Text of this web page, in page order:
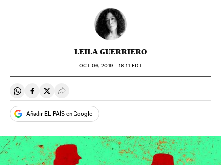
LEILA GUERRIERO
OCT06, 2019 - 16:11EDT
Compartir en Whatsapp
Compartir en Facebook
Compartir en Twitter
Desplegar Redes Sociales
Añadir EL PAÍS en Google